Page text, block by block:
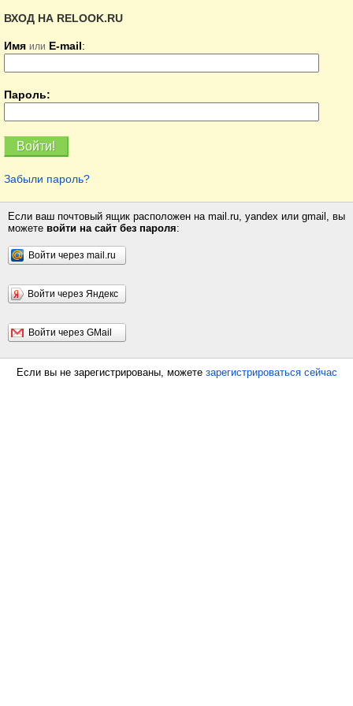
ВХОД НА RELOOK.RU
Имя или E-mail:
Пароль:
Забыли пароль?
Если ваш почтовый ящик расположен на mail.ru, yandex или gmail, вы
можете войти на сайт без пароля:
Войти через mail.ru
Войти через Яндекс
Войти через GMail
Если вы не зарегистрированы, можете зарегистрироваться сейчас